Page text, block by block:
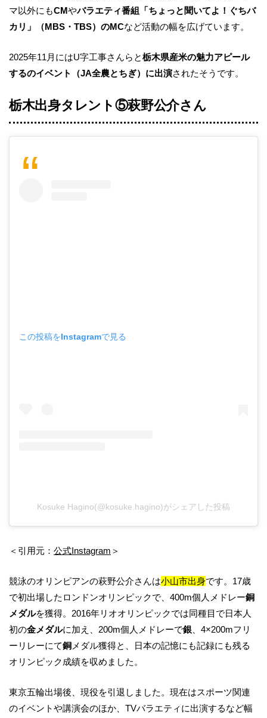
マ以外にもCMやバラエティ番組「ちょっと聞いてよ！ぐちバ
カリ」（MBS・TBS）のMCなど活動の幅を広げています。
2025年11月にはU字工事さんらと栃木県産米の魅力アピール
するのイベント（JA全農とちぎ）に出演されたそうです。
栃木出身タレント⑤萩野公介さん
この投稿をInstagramで見る
Kosuke Hagino(@kosuke.hagino)がシェアした投稿
＜引用元： 公式Instagram ＞
競泳のオリンピアンの萩野公介さんは小山市出身です。17歳
で初出場したロンドンオリンピックで、400m個人メドレー銅
メダルを獲得。2016年リオオリンピックでは同種目で日本人
初の金メダルに加え、200m個人メドレーで銀 、4×200mフリ
ーリレーにて銅 メダル獲得と、日本の記憶にも記録にも残る
オリンピック成績を収めました。
東京五輪出場後、現役を引退しました。現在はスポーツ関連
のイベントや講演会のほか、TVバラエティに出演するなど幅